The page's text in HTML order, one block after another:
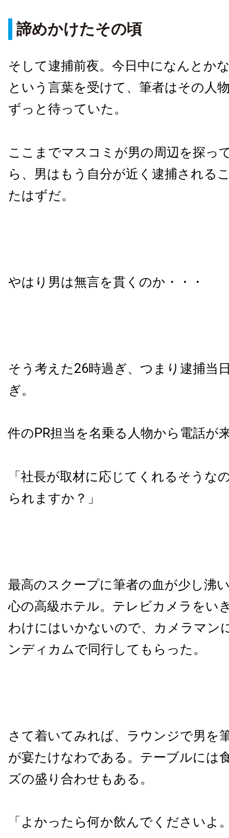
諦めかけたその頃
そして逮捕前夜。今日中になんとか
という言葉を受けて、筆者はその人
ずっと待っていた。
ここまでマスコミが男の周辺を探っ
ら、男はもう自分が近く逮捕される
たはずだ。
やはり男は無言を貫くのか・・・
そう考えた26時過ぎ、つまり逮捕当
ぎ。
件のPR担当を名乗る人物から電話が
「社長が取材に応じてくれるそうな
られますか？」
最高のスクープに筆者の血が少し沸
心の高級ホテル。テレビカメラをい
わけにはいかないので、カメラマン
ンディカムで同行してもらった。
さて着いてみれば、ラウンジで男を
が宴たけなわである。テーブルには
ズの盛り合わせもある。
「よかったら何か飲んでくださいよ